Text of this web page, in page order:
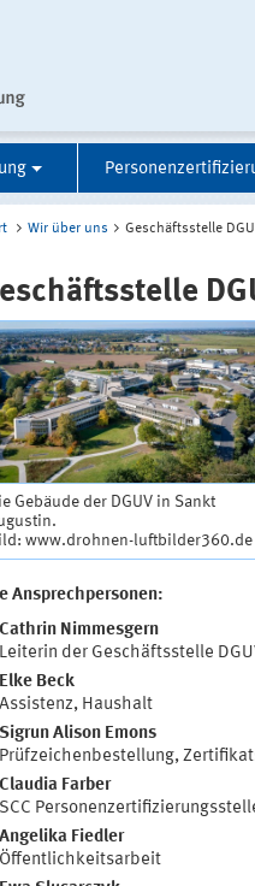
Wir über uns Geschäftsstelle
Gebäude der DGUV in Sankt
www.drohnen-luftbilder360.de
Ansprechpersonen:
Cathrin Nimmesgern
Leiterin der Geschäftsstelle
Elke Beck
Assistenz, Haushalt
Sigrun Alison Emons
Prüfzeichenbestellung,
Claudia Farber
SCC
Angelika Fiedler
Öffentlichkeitsarbeit